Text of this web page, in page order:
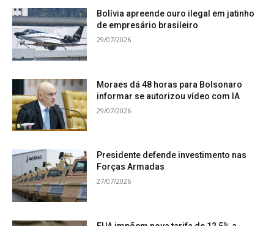
Bolívia apreende ouro ilegal em jatinho
de empresário brasileiro
29/07/2026
Moraes dá 48 horas para Bolsonaro
informar se autorizou vídeo com IA
29/07/2026
Presidente defende investimento nas
Forças Armadas
27/07/2026